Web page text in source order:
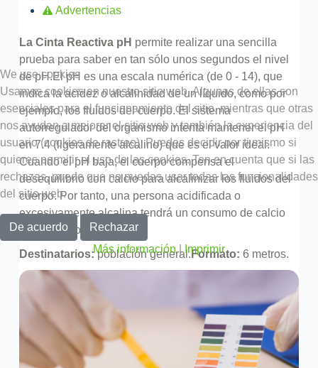
Advertencias
La Cinta Reactiva pH permite realizar una sencilla
prueba para saber en tan sólo unos segundos el nivel
de pH.El pH es una escala numérica (de 0 - 14), que
indica la acidez o alcalinidad de un líquido, como por
ejemplo, los fluidos del cuerpo. El sistema
autorregulador del organismo intenta mantener el pH
en 7.4 (ligeramente alcalino) que es el valor ideal.
Cuando el pH baja, el cuerpo compensa el
desequilibrio con calcio para alcalinizar los fluidos del
cuerpo. Por tanto, una persona acidificada o
excesivamente alcalina tendrá un consumo de calcio
muy superior al habitual.
Destinatarios:población general.Formato: 6 metros.
We use cookies
Usamos cookies en nuestro sitio web. Algunas de ellas son
esenciales para el funcionamiento del sitio, mientras que otras
nos ayudan a mejorar el sitio web y también la experiencia del
usuario (cookies de rastreo). Puedes decidir por ti mismo si
quieres permitir el uso de las cookies. Ten en cuenta que si las
rechazas, puede que no puedas usar todas las funcionalidades
del sitio web.
De acuerdo
Rechazar
Más información| Imprimir